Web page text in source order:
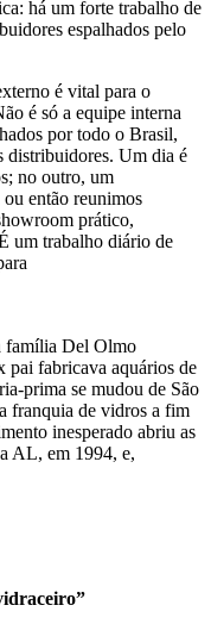
há um forte trabalho de
espalhados pelo
é vital para o
é só a equipe interna
por todo o Brasil,
distribuidores. Um dia é
no outro, um
então reunimos
prático,
um trabalho diário de
família Del Olmo
pai fabricava aquários de
prima se mudou de São
franquia de vidros a fim
inesperado abriu as
AL, em 1994, e,